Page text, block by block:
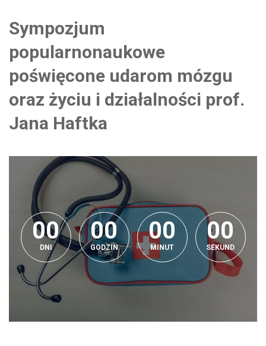
Sympozjum
popularnonaukowe
poświęcone udarom mózgu
oraz życiu i działalności prof.
Jana Haftka
0
00
00
DNI
00
00
GODZIN
00
00
MINUT
00
00
SEKUND